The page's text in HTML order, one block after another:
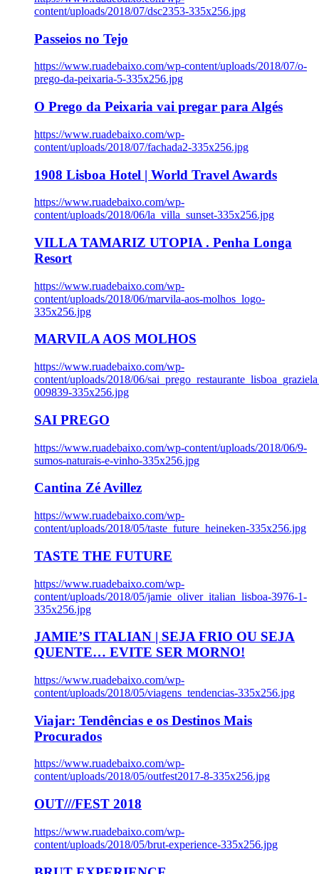
content/uploads/2018/07/dsc2353-335x256.jpg
Passeios no Tejo
https://www.ruadebaixo.com/wp-content/uploads/2018/07/o-
prego-da-peixaria-5-335x256.jpg
O Prego da Peixaria vai pregar para Algés
https://www.ruadebaixo.com/wp-
content/uploads/2018/07/fachada2-335x256.jpg
1908 Lisboa Hotel | World Travel Awards
https://www.ruadebaixo.com/wp-
content/uploads/2018/06/la_villa_sunset-335x256.jpg
VILLA TAMARIZ UTOPIA . Penha Longa
Resort
https://www.ruadebaixo.com/wp-
content/uploads/2018/06/marvila-aos-molhos_logo-
335x256.jpg
MARVILA AOS MOLHOS
https://www.ruadebaixo.com/wp-
content/uploads/2018/06/
009839-335x256.jpg
SAI PREGO
https://www.ruadebaixo.com/wp-content/uploads/2018/06/9-
sumos-naturais-e-vinho-335x256.jpg
Cantina Zé Avillez
https://www.ruadebaixo.com/wp-
content/uploads/2018/05/taste_future_heineken-335x256.jpg
TASTE THE FUTURE
https://www.ruadebaixo.com/wp-
content/uploads/2018/05/jamie_oliver_italian_lisboa-3976-1-
335x256.jpg
JAMIE’S ITALIAN | SEJA FRIO OU SEJA
QUENTE… EVITE SER MORNO!
https://www.ruadebaixo.com/wp-
content/uploads/2018/05/viagens_tendencias-335x256.jpg
Viajar: Tendências e os Destinos Mais
Procurados
https://www.ruadebaixo.com/wp-
content/uploads/2018/05/outfest2017-8-335x256.jpg
OUT///FEST 2018
https://www.ruadebaixo.com/wp-
content/uploads/2018/05/brut-experience-335x256.jpg